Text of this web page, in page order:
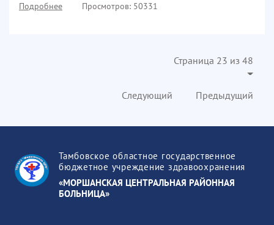
Подробнее Просмотров: 50331
Страница 23 из 48
Предыдущий
Следующий
Тамбовское областное государственное
бюджетное учреждение здравоохранения
«МОРШАНСКАЯ ЦЕНТРАЛЬНАЯ РАЙОННАЯ
БОЛЬНИЦА»